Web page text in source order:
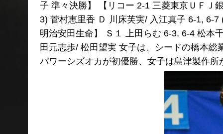
子 準々決勝】 【リコー 2-1 三菱東京ＵＦＪ
3) 菅村恵里香 Ｄ 川床芙実/ 入江真子 6-1, 6-
明治安田生命】 Ｓ１ 上田らむ 6-3, 6-4 松本
田元志歩/ 松田望実 女子は、シードの橋本
パワーシズオカが初優勝、女子は島津製作所